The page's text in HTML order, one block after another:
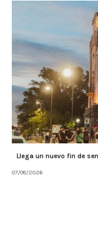
Llega un nuevo fin de
07/08/2026